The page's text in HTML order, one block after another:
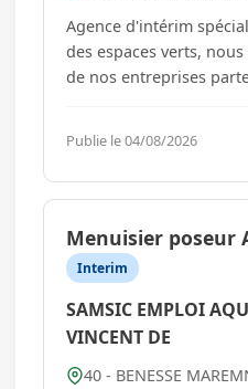
Agence d'intérim
des espaces verts,
de nos entreprises
maçonnerie paysagère
Benesse Maremne et sa périphérie. Les
missions du poste -
Publie le 04/08/2026
Menuisier poseur
Interim
SAMSIC EMPLOI
VINCENT DE
40 - BENESSE